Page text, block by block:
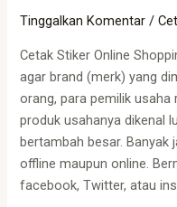
Tinggalkan Komentar /
Cetak Stiker Online
agar brand (merk) yang
orang, para pemilik
produk usahanya dikenal
bertambah besar. Banyak
offline maupun online.
facebook, Twitter, atau
Online